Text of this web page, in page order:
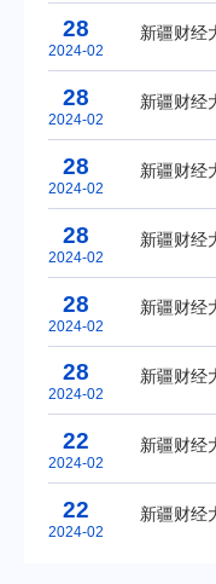
28
2024-02
28
2024-02
28
2024-02
28
2024-02
28
2024-02
28
2024-02
22
2024-02
22
2024-02
新疆财经